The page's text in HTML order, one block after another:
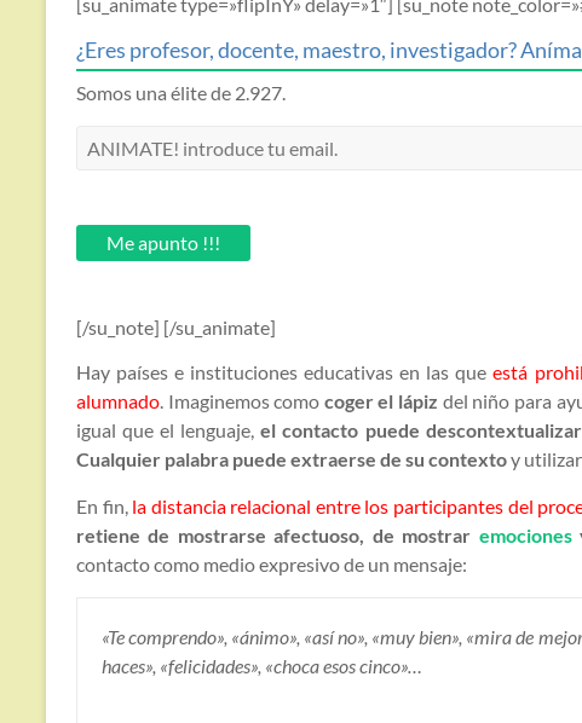
¿Eres profesor, docente, maestro, investigador?
Somos una élite de 2.927.
ANIMATE!
email.
Me apunto !!!
[/su_note] [/su_animate]
Hay países e instituciones educativas en las queestá
alumnado. Imaginemos como coger el lápiz del niño para
igual que el lenguaje,el contacto puede
Cualquier palabra puede extraerse de su contextoy
En fin, la distancia relacional entre los participantes del
retiene de mostrarse afectuoso, de mostrar emociones
contacto como medio expresivo de un mensaje:
«Te comprendo», «ánimo», «así no», «muy bien», «mira de
haces», «felicidades», «choca esos cinco»…